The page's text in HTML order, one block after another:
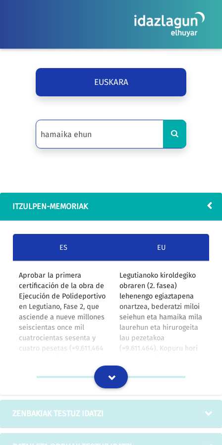
EUSKARA
ITZULPEN-MEMORIAK
ES EU
Aprobar la primera
certificación de la obra de
Ejecución de Polideportivo
en Legutiano, Fase 2, que
asciende a nueve millones
seiscientas once mil
cuatrocientas sesenta y
cuatro pesetas (=9.611.464
abonar esa cantidad a la
Empresa adjudicataria de
CONSTRUCCIONES
MONTENEGRO, S.A. .
Legutianoko kiroldegiko
obraren (2. fasea)
lehenengo egiaztapena
onartzea, bederatzi miloi
seiehun eta hamaika mila
laurehun eta hirurogeita
lau pezetakoa
(=9.611.464). Kopuru hori
ordainduko zaio, hau da,
CONSTRUCCIONES
MONTENEGRO, S.A.
enpresari.
IZOko itzulpen-memoria
ZENBAKIAK TESTUZ IDATZI